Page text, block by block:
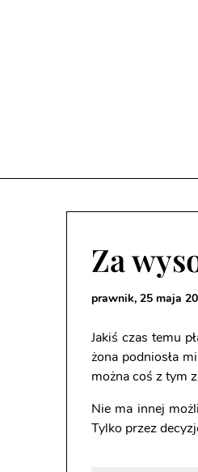
Za
prawnik, 25 maja
Jakiś czas temu
żona podniosła
można coś z tym
Nie ma innej
Tylko przez